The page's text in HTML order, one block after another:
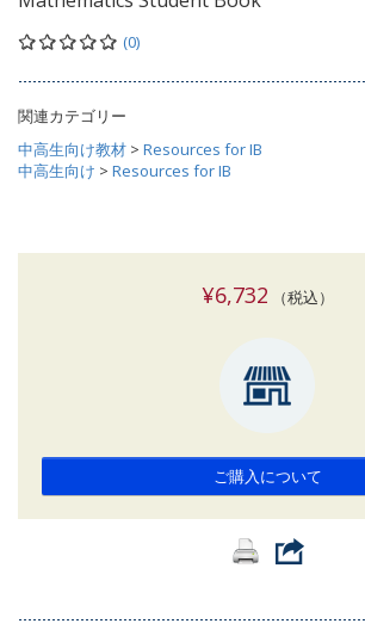
(0)
関連カテゴリー
中高生向け教材 > Resources for IB
中高生向け > Resources for IB
¥6,732 （税込）
ご購入について